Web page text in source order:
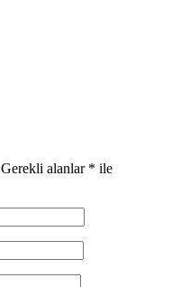
Gerekli alanlar * ile